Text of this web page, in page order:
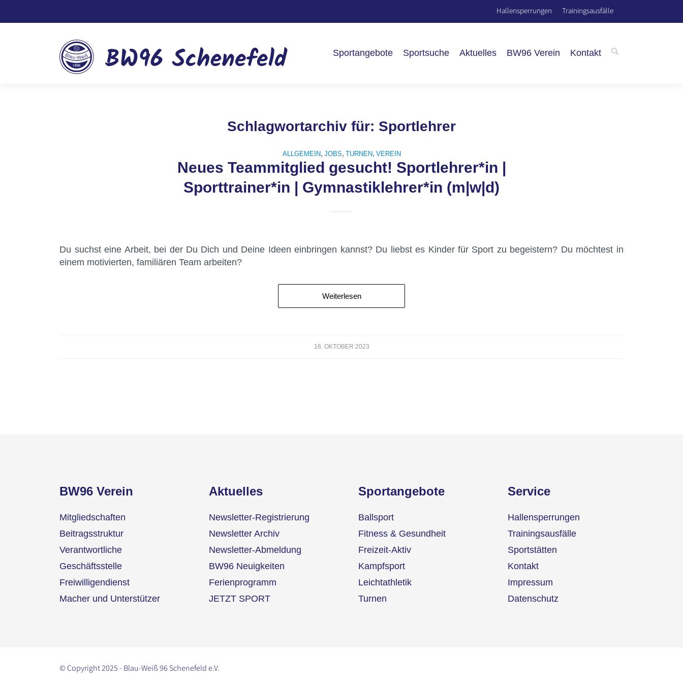
Trainingsausfälle
Hallensperrungen
Sportangebote Sportsuche Aktuelles BW96 Verein Kontakt
Schlagwortarchiv für: Sportlehrer
ALLGEMEIN, JOBS, TURNEN, VEREIN
Neues Teammitglied gesucht! Sportlehrer*in |
Sporttrainer*in | Gymnastiklehrer*in (m|w|d)
Du suchst eine Arbeit, bei der Du Dich und Deine Ideen einbringen kannst? Du liebst es Kinder für Sport zu begeistern? Du möchtest in
einem motivierten, familiären Team arbeiten?
Weiterlesen
16. OKTOBER 2023
BW96 Verein
Mitgliedschaften
Beitragsstruktur
Verantwortliche
Geschäftsstelle
Freiwilligendienst
Macher und Unterstützer
Aktuelles
Newsletter-Registrierung
Newsletter Archiv
Newsletter-Abmeldung
BW96 Neuigkeiten
Ferienprogramm
JETZT SPORT
Sportangebote
Ballsport
Fitness & Gesundheit
Freizeit-Aktiv
Kampfsport
Leichtathletik
Turnen
Service
Hallensperrungen
Trainingsausfälle
Sportstätten
Kontakt
Impressum
Datenschutz
© Copyright 2025 - Blau-Weiß 96 Schenefeld e.V.